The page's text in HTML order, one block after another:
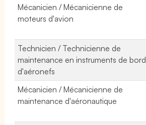
Mécanicien / Mécanicienne de
moteurs d'avion
Technicien / Technicienne de
maintenance en instruments de bord
d'aéronefs
Mécanicien / Mécanicienne de
maintenance d'aéronautique